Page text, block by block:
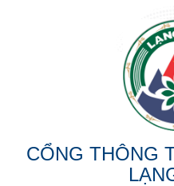
CỔNG THÔNG